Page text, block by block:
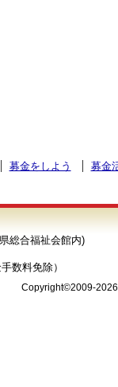
募金をしよう 募金
総合福祉会館内)
数料免除）
Copyright©2009-